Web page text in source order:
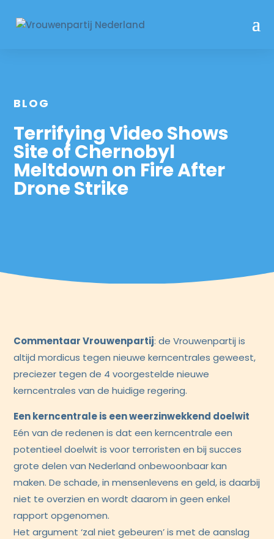
BLOG
Terrifying Video Shows
Site of Chernobyl
Meltdown on Fire After
Drone Strike
Commentaar Vrouwenpartij: de Vrouwenpartij is
altijd mordicus tegen nieuwe kerncentrales geweest,
preciezer tegen de 4 voorgestelde nieuwe
kerncentrales van de huidige regering.
Een kerncentrale is een weerzinwekkend doelwit
Eén van de redenen is dat een kerncentrale een
potentieel doelwit is voor terroristen en bij succes
grote delen van Nederland onbewoonbaar kan
maken. De schade, in mensenlevens en geld, is daarbij
niet te overzien en wordt daarom in geen enkel
rapport opgenomen.
Het argument ‘zal niet gebeuren’ is met de aanslag